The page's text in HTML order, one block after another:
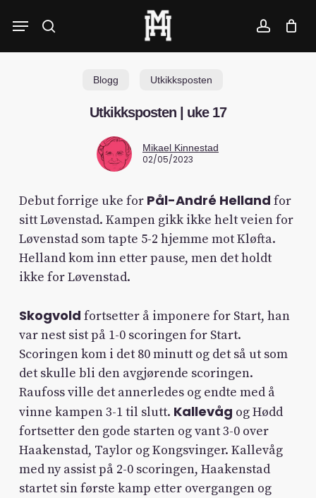
search account
Menu
Blogg Utkikksposten
Utkikksposten | uke 17
Mikael Kinnestad
02/05/2023
Debut forrige uke for Pål-André Helland for
sitt Løvenstad. Kampen gikk ikke helt veien for
Løvenstad som tapte 5-2 hjemme mot Kløfta.
Helland kom inn etter pause, men det holdt
ikke for Løvenstad.
Skogvold fortsetter å imponere for Start, han
var nest sist på 1-0 scoringen for Start.
Scoringen kom i det 80 minutt og det så ut som
det skulle bli den avgjørende scoringen.
Raufoss ville det annerledes og endte med å
vinne kampen 3-1 til slutt. Kallevåg og Hødd
fortsetter den gode starten og vant 3-0 over
Haakenstad, Taylor og Kongsvinger. Kallevåg
med ny assist på 2-0 scoringen, Haakenstad
startet sin første kamp etter overgangen og